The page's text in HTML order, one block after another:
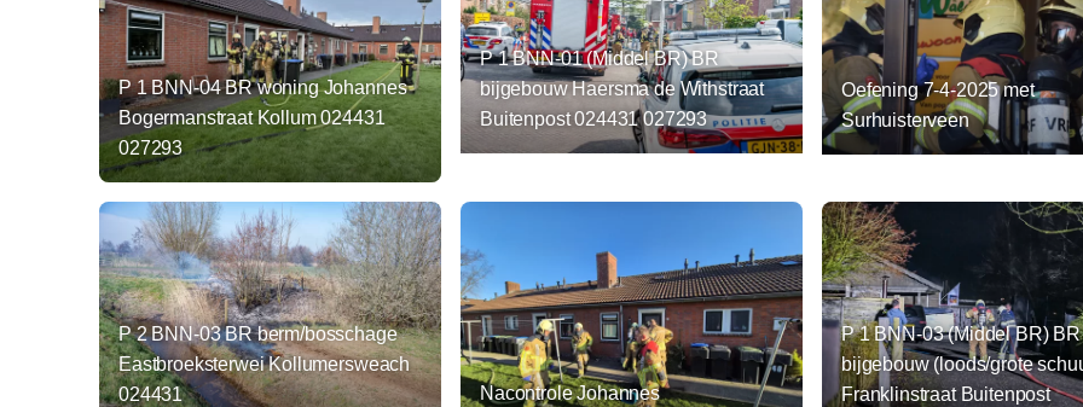
P 1 BNN-04 BR woning Johannes
Bogermanstraat Kollum 024431
027293
P 1 BNN-01 (Middel BR) BR
bijgebouw Haersma de Withstraat
Buitenpost 024431 027293
Oefening 7-4-2025 met
Surhuisterveen
P 2 BNN-03 BR berm/bosschage
Eastbroeksterwei Kollumersweach
024431
Nacontrole Johannes
P 1 BNN-03 (Middel BR) BR
bijgebouw (loods/grote
Franklinstraat Buitenpost